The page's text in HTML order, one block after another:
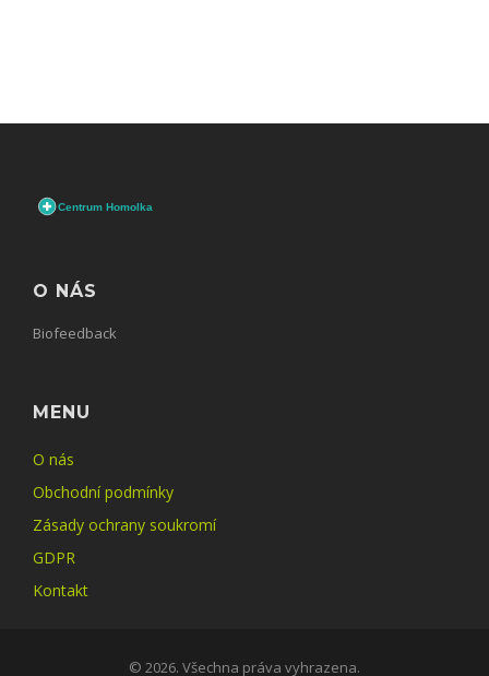
O NÁS
Biofeedback
MENU
O nás
Obchodní podmínky
Zásady ochrany soukromí
GDPR
Kontakt
© 2026. Všechna práva vyhrazena.